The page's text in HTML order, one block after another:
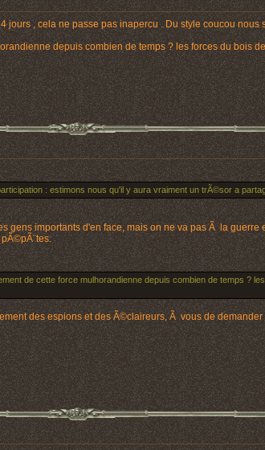
, cela ne passe pas inapercu . Du style coucou
depuis combien de temps ? les forces du bois
: estimons nous qu'il y aura vraiment un trÃ©sor a
importants d'en face, mais on ne va pas Ã la guerre
de cette force mulhorandienne depuis combien de temps ?
des espions et des Ã©claireurs, Ã vous de